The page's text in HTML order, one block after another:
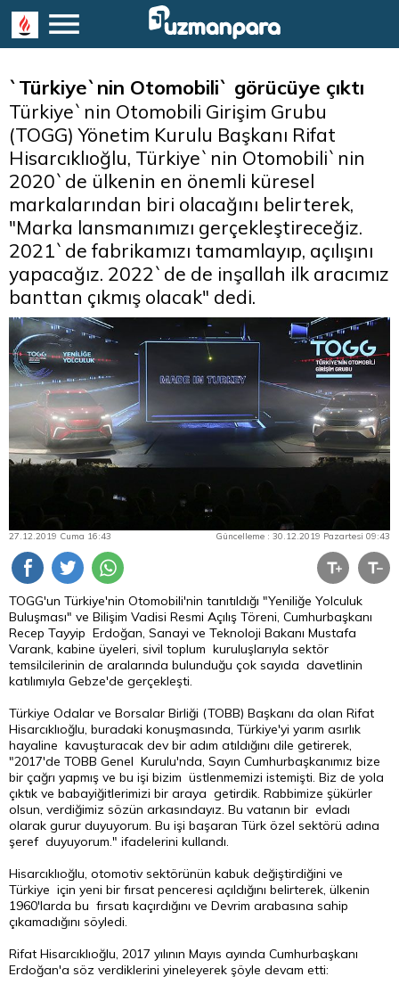
`Türkiye`nin Otomobili` görücüye çıktı
Türkiye`nin Otomobili Girişim Grubu
(TOGG) Yönetim Kurulu Başkanı Rifat
Hisarcıklıoğlu, Türkiye`nin Otomobili`nin
2020`de ülkenin en önemli küresel
markalarından biri olacağını belirterek,
"Marka lansmanımızı gerçekleştireceğiz.
2021`de fabrikamızı tamamlayıp, açılışını
yapacağız. 2022`de de inşallah ilk aracımız
banttan çıkmış olacak" dedi.
27.12.2019 Cuma 16:43 Güncelleme : 30.12.2019 Pazartesi 09:43
TOGG'un Türkiye'nin Otomobili'nin tanıtıldığı "Yeniliğe Yolculuk
Buluşması" ve Bilişim Vadisi Resmi Açılış Töreni, Cumhurbaşkanı
Recep Tayyip Erdoğan, Sanayi ve Teknoloji Bakanı Mustafa
Varank, kabine üyeleri, sivil toplum kuruluşlarıyla sektör
temsilcilerinin de aralarında bulunduğu çok sayıda davetlinin
katılımıyla Gebze'de gerçekleşti.
Türkiye Odalar ve Borsalar Birliği (TOBB) Başkanı da olan Rifat
Hisarcıklıoğlu, buradaki konuşmasında, Türkiye'yi yarım asırlık
hayaline kavuşturacak dev bir adım atıldığını dile getirerek,
"2017'de TOBB Genel Kurulu'nda, Sayın Cumhurbaşkanımız bize
bir çağrı yapmış ve bu işi bizim üstlenmemizi istemişti. Biz de yola
çıktık ve babayiğitlerimizi bir araya getirdik. Rabbimize şükürler
olsun, verdiğimiz sözün arkasındayız. Bu vatanın bir evladı
olarak gurur duyuyorum. Bu işi başaran Türk özel sektörü adına
şeref duyuyorum." ifadelerini kullandı.
Hisarcıklıoğlu, otomotiv sektörünün kabuk değiştirdiğini ve
Türkiye için yeni bir fırsat penceresi açıldığını belirterek, ülkenin
1960'larda bu fırsatı kaçırdığını ve Devrim arabasına sahip
çıkamadığını söyledi.
Rifat Hisarcıklıoğlu, 2017 yılının Mayıs ayında Cumhurbaşkanı
Erdoğan'a söz verdiklerini yineleyerek şöyle devam etti: